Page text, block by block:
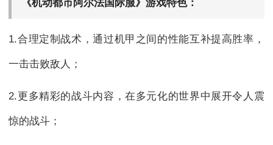
《机动都市阿尔法国际服》游戏特色：
1.合理定制战术，通过机甲之间的性能互补提高胜率，
一击击败敌人；
2.更多精彩的战斗内容，在多元化的世界中展开令人震
惊的战斗；